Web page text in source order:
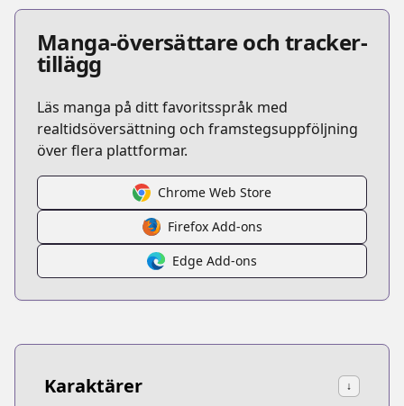
Manga-översättare och tracker-
tillägg
Läs manga på ditt favoritsspråk med
realtidsöversättning och framstegsuppföljning
över flera plattformar.
Chrome Web Store
Firefox Add-ons
Edge Add-ons
Karaktärer ↓